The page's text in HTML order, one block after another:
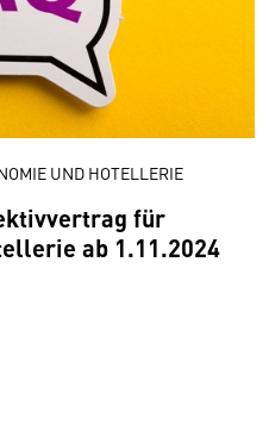
UND HOTELLERIE
für
ab 1.11.2024